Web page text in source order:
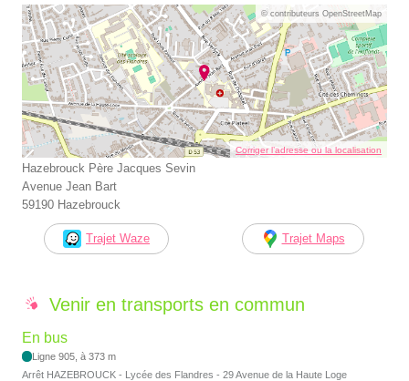
© contributeurs OpenStreetMap
Corriger l’adresse ou la localisation
Hazebrouck Père Jacques Sevin
Avenue Jean Bart
59190 Hazebrouck
Trajet Waze Trajet Maps
Venir en transports en commun
En bus
Ligne 905, à 373 m
Arrêt HAZEBROUCK - Lycée des Flandres - 29 Avenue de la Haute Loge